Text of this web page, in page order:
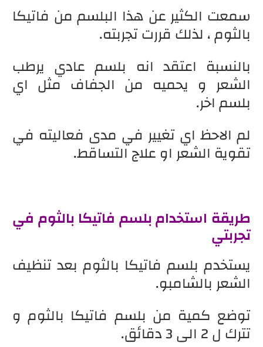
سمعت الكثير عن هذا البلسم من فاتيكا
بالثوم ، لذلك قررت تجربته.
بالنسبة اعتقد انه بلسم عادي يرطب
الشعر و يحميه من الجفاف مثل اي
بلسم اخر.
لم الاحظ اي تغيير في مدى فعاليته في
تقوية الشعر او علاج التساقط.
طريقة استخدام بلسم فاتيكا بالثوم في
تجربتي
يستخدم بلسم فاتيكا بالثوم بعد تنظيف
الشعر بالشامبو.
توضع كمية من بلسم فاتيكا بالثوم و
تترك ل 2 الى 3 دقائق.